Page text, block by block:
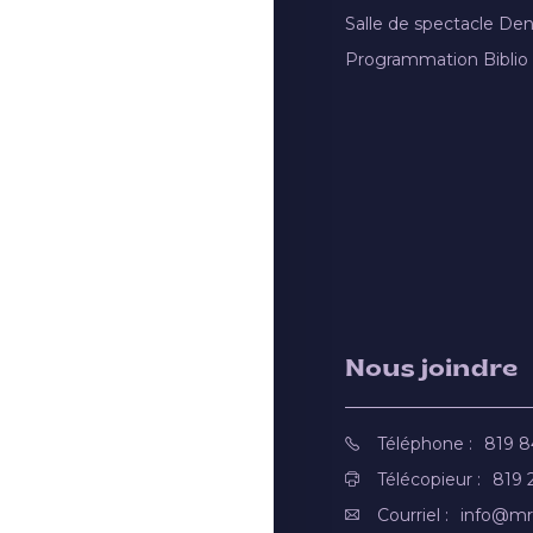
Salle de spectacle
Programmation Biblio
Nous joindre
Téléphone :
819
Télécopieur :
819
Courriel :